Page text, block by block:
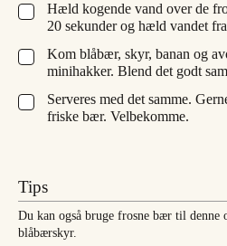
▢
Hæld kogende vand over de
20 sekunder og hæld vandet
▢
Kom blåbær, skyr, banan og
minihakker. Blend det godt
▢
Serveres med det samme.
friske bær. Velbekomme.
Tips
Du kan også bruge frosne bær til
blåbærskyr.